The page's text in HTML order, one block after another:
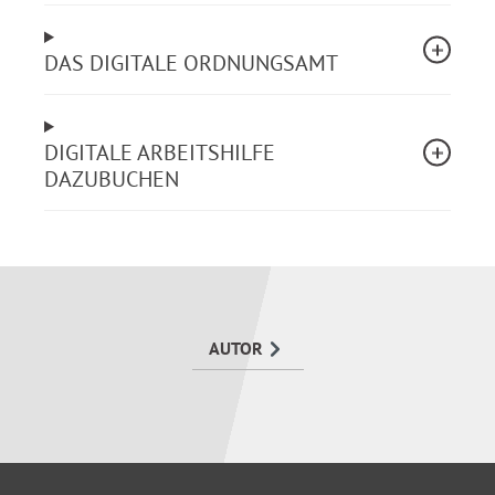
Auffinden in einzelne Themenbereiche gegliedert:
Kommentar
Verordnungen und Verwaltungsvorschriften zum
BKA-Einstufungen erlaubter oder verbotener
Sprengstoffrecht
DAS DIGITALE ORDNUNGSAMT
DIGITALE ARBEITSHILFE
DAZUBUCHEN
AUTOR